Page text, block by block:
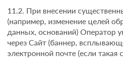
11.2. При внесении
(например, изменение целей
данных, оснований) Оператор
через Сайт (баннер,
электронной почте (если такая